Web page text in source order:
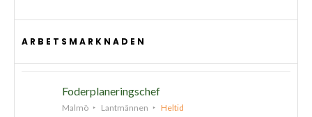
ARBETSMARKNADEN
Foderplaneringschef
Malmö Lantmännen Heltid